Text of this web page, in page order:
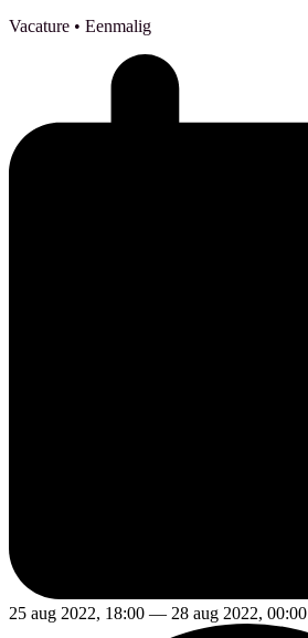
Vacature • Eenmalig
25 aug 2022, 18:00 — 28 aug 2022, 00:00